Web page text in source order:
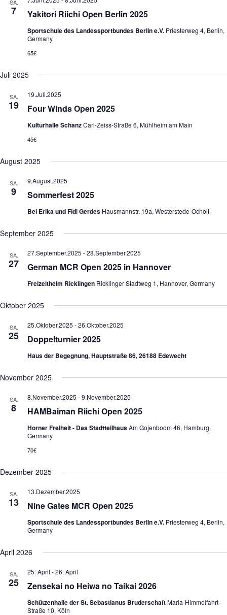
n
i
SA.
7 Yakitori Riichi Open Berlin 2025
Sportschule des Landessportbundes Berlin e.V. Priesterweg 4, Berlin,
Germany
65€
Juli 2025
SA.
19 Four Winds Open 2025
19.Juli.2025
Kulturhalle SchanzCarl-Zeiss-Straße 6, Mühlheim am Main
45€
August 2025
SA.
9 Sommerfest 2025
9.August.2025
Bei Erika und Fidi Gerdes Hausmannstr. 19a, Westerstede-Ocholt
September 2025
SA.
27 German MCR Open 2025 in Hannover
27.September.2025 -28.September.2025
Freizeitheim Ricklingen Ricklinger Stadtweg 1, Hannover, Germany
Oktober 2025
SA.
25 Doppelturnier 2025
25.Oktober.2025 -26.Oktober.2025
Haus der Begegnung, Hauptstraße 86, 26188 Edewecht
November 2025
SA.
8 HAMBaiman Riichi Open 2025
8.November.2025 -9.November.2025
Horner Freiheit - Das StadtteilhausAm Gojenboom 46, Hamburg,
Germany
70€
Dezember 2025
SA.
13 Nine Gates MCR Open 2025
13.Dezember.2025
Sportschule des Landessportbundes Berlin e.V. Priesterweg 4, Berlin,
Germany
April 2026
SA.
25 Zensekai no Heiwa no Taikai 2026
25. April -26. April
Schützenhalle der St. Sebastianus BruderschaftMaria-Himmelfahrt-
Straße 10, Köln